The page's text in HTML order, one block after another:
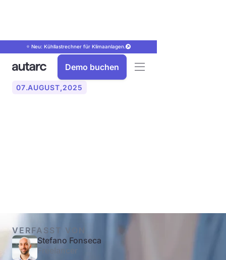
⭐ Neu: Kühllastrechner für Klimaanlagen.
Demo buchen
07.AUGUST,2025
VERFASST VON
Stefano Fonseca
Freelancer